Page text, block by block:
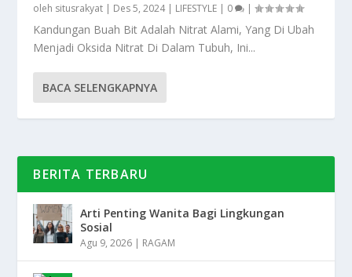
oleh situsrakyat | Des 5, 2024| LIFESTYLE | 0 |
Kandungan Buah Bit Adalah Nitrat Alami, Yang Di Ubah
Menjadi Oksida Nitrat Di Dalam Tubuh, Ini...
BACA SELENGKAPNYA
BERITA TERBARU
Arti Penting Wanita Bagi Lingkungan
Sosial
Agu 9, 2026 | RAGAM